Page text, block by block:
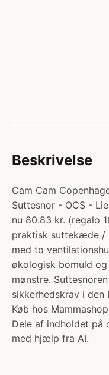
Beskrivelse
Cam Cam
Suttesnor - OCS -
nu 80.83 kr. (regalo
praktisk suttekæde /
med to
økologisk bomuld
mønstre.
sikkerhedskrav i
Køb hos
Dele af indholdet på
med hjælp fra AI.